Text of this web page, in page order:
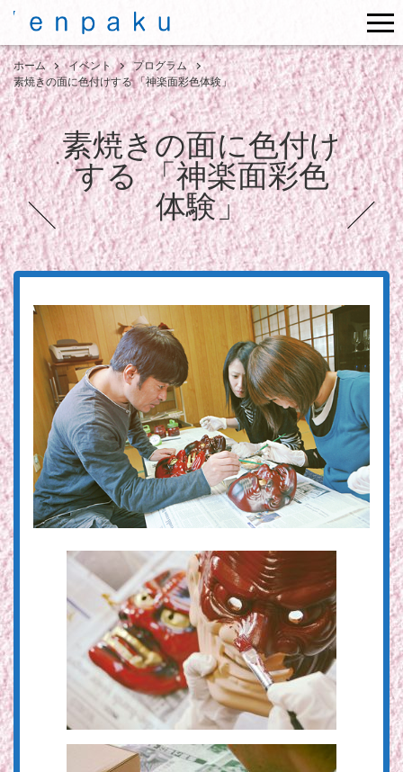
ホーム イベント
プログラム
素焼きの面に色付けする 「神楽面彩色体験」
素焼きの面に色付け
する 「神楽面彩色
体験」